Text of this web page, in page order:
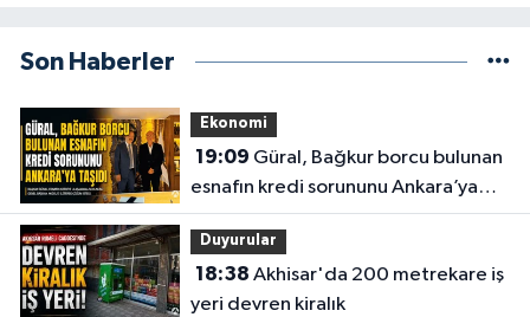
Son Haberler
Ekonomi
19:09
esnafın kredi sorununu Ankara’ya
taşıdı
Duyurular
18:38
yeri devren kiralık